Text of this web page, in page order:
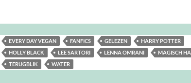
EVERY DAY VEGAN FANFICS GELEZEN
HARRY POTTER
HOLLY BLACK
LEE SARTORI LENNA OMRANI
MAGISCH
TERUGBLIK
WATER